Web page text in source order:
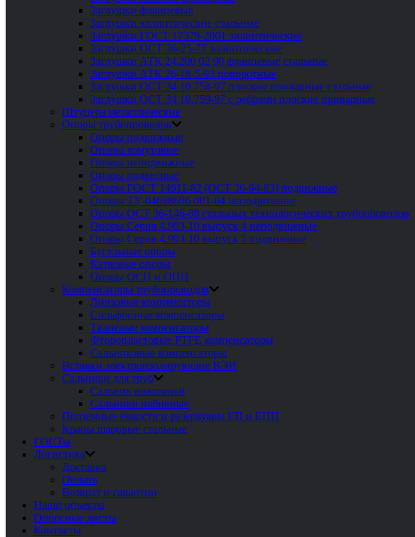
Заглушки фланцевые
Заглушки эллиптические стальные
Заглушки ГОСТ 17379-2001 эллиптические
Заглушки ОСТ 36-25-77 эллиптические
Заглушки АТК 24.200 02 90 фланцевые стальные
Заглушки АТК 26-18-5-93 поворотные
Заглушки ОСТ 34 10.758-97 плоские приварные стальные
Заглушки ОСТ 34 10.759-97 с ребрами плоские приварные
Штуцера металлические
Опоры трубопроводов
Опоры подвижные
Опоры хомутовые
Опоры неподвижные
Опоры подвесные
Опоры ГОСТ 14911-82 (ОСТ 36-94-83) подвижные
Опоры ТУ-04698606-001-04 неподвижные
Опоры ОСТ 36-146-88 стальных технологических трубопроводов
Опоры Серия 4.903-10 выпуск 4 неподвижные
Опоры Серия 4.903-10 выпуск 5 подвижные
Бугельные опоры
Катковые опоры
Опоры ОСП и ОПП
Компенсаторы трубопроводов
Линзовые компенсаторы
Сильфонные компенсаторы
Тканевые компенсаторы
Фторопластовые PTFE компенсаторы
Сальниковые компенсаторы
Вставки электроизолирующие ВЭИ
Сальники для труб
Сальник нажимной
Сальники набивные
Подземные емкости и резервуары ЕП и ЕПП
Краны шаровые стальные
ГОСТы
Логистика
Доставка
Оплата
Возврат и гарантии
Наши объекты
Опросные листы
Контакты